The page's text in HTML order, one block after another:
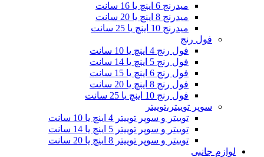
میدرنج 6 اینچ یا 16 سانت
میدرنج 8 اینچ یا 20 سانت
میدرنج 10 اینچ یا 25 سانت
فول رنج
فول رنج 4 اینچ یا 10 سانت
فول رنج 5 اینچ یا 14 سانت
فول رنج 6 اینچ یا 15 سانت
فول رنج 8 اینچ یا 20 سانت
فول رنج 10 اینچ یا 25 سانت
سوپر توییتر،توییتر
توییتر و سوپر توییتر 4 اینچ یا 10 سانت
توییتر و سوپر توییتر 5 اینچ یا 14 سانت
توییتر و سوپر توییتر 8 اینچ یا 20 سانت
لوازم جانبی